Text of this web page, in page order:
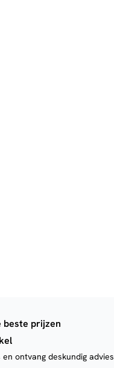
beste prijzen
ontvang deskundig advies